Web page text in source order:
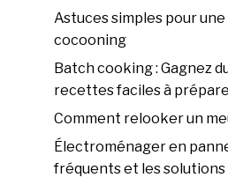
Astuces simples pour
cocooning
Batch cooking : Gagnez
recettes faciles à
Comment relooker un
Électroménager en
fréquents et les solutions